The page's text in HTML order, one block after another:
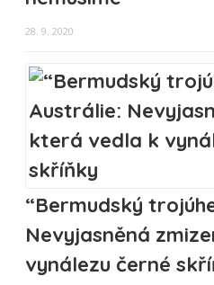
28. 9. 2020
“Bermudský
Nevyjasněná
vynálezu černé